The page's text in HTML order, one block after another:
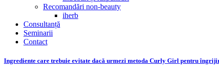
Recomandări non-beauty
iherb
Consultanță
Seminarii
Contact
Ingrediente care trebuie evitate dacă urmezi metoda Curly Girl pentru